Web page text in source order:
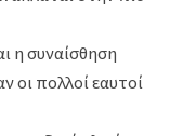
η συναίσθηση
οι πολλοί εαυτοί